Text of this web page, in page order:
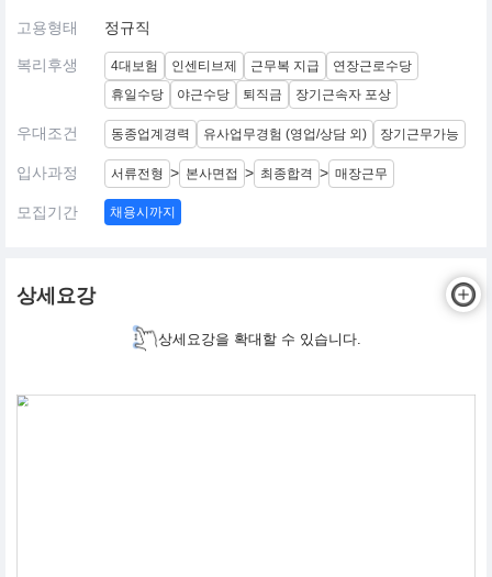
고용형태 정규직
복리후생 4대보험 인센티브제 근무복 지급
연장근로수당
휴일수당
야근수당 퇴직금 장기근속자 포상
우대조건 동종업계경력 유사업무경험 (영업/상담 외) 장기근무가능
입사과정 서류전형 > 본사면접 > 최종합격 > 매장근무
모집기간 채용시까지
상세요강
상세요강을 확대할 수 있습니다.